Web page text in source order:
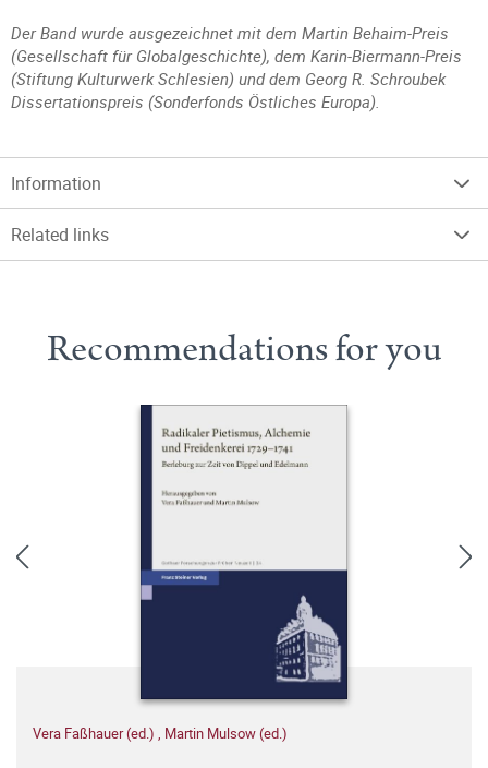
Der Band wurde ausgezeichnet mit dem Martin Behaim-Preis
(Gesellschaft für Globalgeschichte), dem Karin-Biermann-Preis
(Stiftung Kulturwerk Schlesien) und dem Georg R. Schroubek
Dissertationspreis (Sonderfonds Östliches Europa).
Information
Related links
Recommendations for you
Vera Faßhauer (ed.) , Martin Mulsow (ed.)